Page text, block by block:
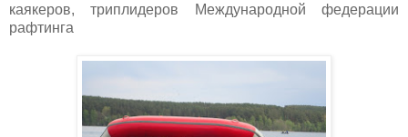
каякеров, триплидеров Международной федерации
рафтинга